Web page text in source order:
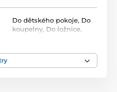
Do dětského pokoje, Do
koupelny, Do ložnice,